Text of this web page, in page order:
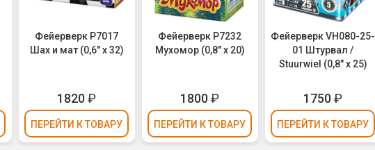
Фейерверк Р7017
Шах и мат (0,6" х 32)
1820₽
ПЕРЕЙТИ К ТОВАРУ
Фейерверк Р7232
Мухомор (0,8" х 20)
1800₽
ПЕРЕЙТИ К ТОВАРУ
Фейерверк VH080-25-
01 Штурвал /
Stuurwiel (0,8" х 25)
1750₽
ПЕРЕЙТИ К ТОВАРУ